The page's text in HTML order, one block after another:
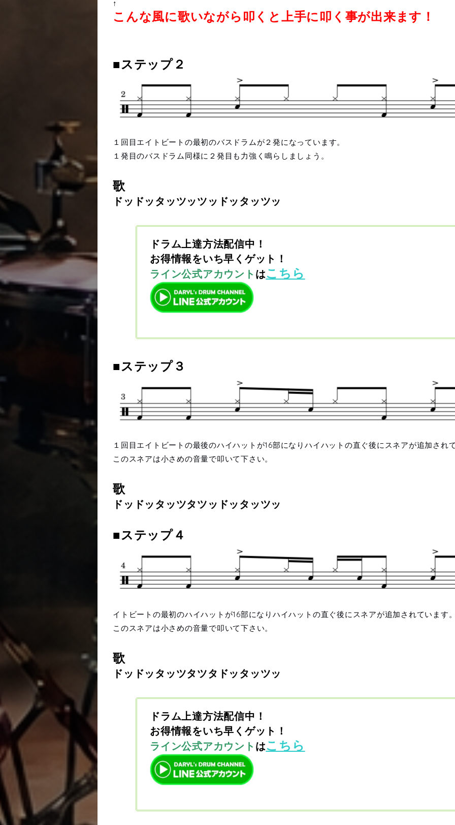
↑
こんな風に歌いながら叩くと上手に叩く事が出来ます！
■ステップ２
１回目エイトビートの最初のバスドラムが２発になっています。
１発目のバスドラム同様に２発目も力強く鳴らしましょう。
歌
ドッドッタッツッツッドッタッツッ
ドラム上達方法配信中！
お得情報をいち早くゲット！
ライン公式アカウント はこちら
■ステップ３
１回目エイトビートの最後のハイハットが16部になりハイハットの直ぐ後にスネアが追加され
このスネアは小さめの音量で叩いて下さい。
歌
ドッドッタッツタツッドッタッツッ
■ステップ４
イトビートの最初のハイハットが16部になりハイハットの直ぐ後にスネアが追加されています
このスネアは小さめの音量で叩いて下さい。
歌
ドッドッタッツタツタドッタッツッ
ドラム上達方法配信中！
お得情報をいち早くゲット！
ライン公式アカウント はこちら